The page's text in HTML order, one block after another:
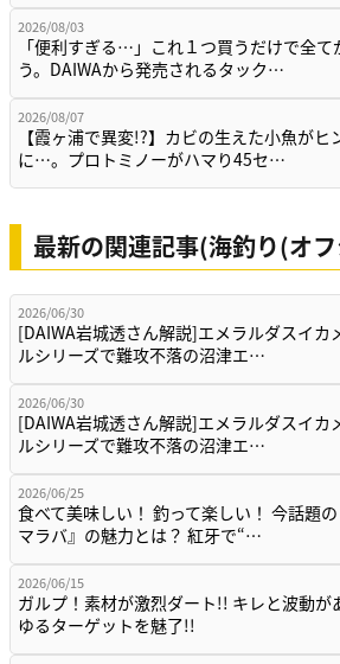
2026/08/03
「便利すぎる…」これ１つ買うだけで全て
う。DAIWAから発売されるタック…
2026/08/07
【霞ヶ浦で異変!?】カビの生えた小魚がヒ
に…。プロトミノーがハマり45セ…
最新の関連記事(海釣り(オ
2026/06/30
[DAIWA岩城透さん解説]エメラルダスイカ
ルシリーズで難攻不落の沼津エ…
2026/06/30
[DAIWA岩城透さん解説]エメラルダスイカ
ルシリーズで難攻不落の沼津エ…
2026/06/25
食べて美味しい！ 釣って楽しい！ 今話題
マラバ』の魅力とは？ 紅牙で“…
2026/06/15
ガルプ！素材が激烈ダート!! キレと波動が
ゆるターゲットを魅了!!